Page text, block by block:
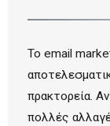
Το email
πρακτορεία.
πολλές